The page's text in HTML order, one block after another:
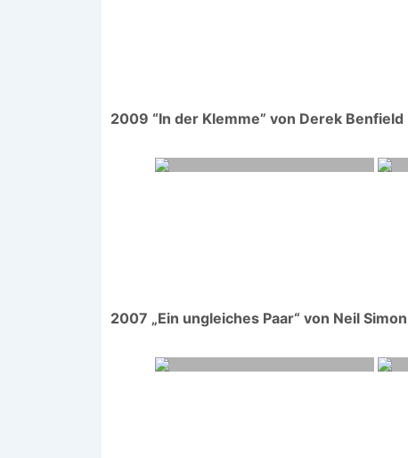
2009 “In der Klemme” von Derek Benfield
2007 „Ein ungleiches Paar“ von Neil Simon